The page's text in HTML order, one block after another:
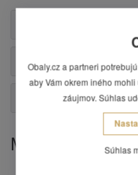
Alternatívne produkty
Mohlo by Vás
Obaly.cz a partneri
aby Vám okrem iného
záujmov. Súhlas
Súhlas